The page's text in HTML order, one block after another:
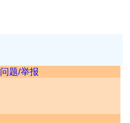
问题/举报